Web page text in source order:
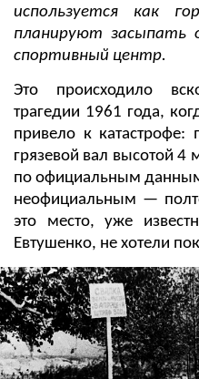
используется как
планируют засыпать
спортивный центр.
Это происходило
трагедии 1961 года,
привело к
грязевой вал высотой
по официальным
неофициальным —
это место, уже
Евтушенко, не хотели